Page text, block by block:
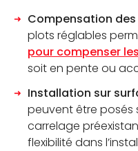
Compensation
plots réglables
pour compenser
soit en pente ou
Installation sur
peuvent être posés
carrelage
flexibilité dans